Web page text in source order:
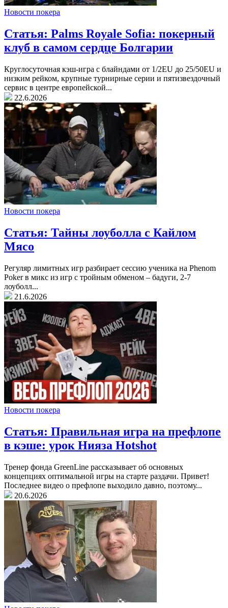
Новости покера
Статья: Palms Royale Sofia: покерный
клуб в самом сердце Болгарии
Круглосуточная кэш-игра с блайндами от 1/2EU до 25/50EU и
низким рейком, крупные турнирные серии и пятизвездочный
сервис в центре европейской...
22.6.2026
Новости покера
Статья: Тайны лоуболла с Кайлом
Мясо
Регуляр лимитных игр разбирает сессию ученика на Phenom
Poker в микс из игр с тройным обменом – бадуги, 2-7
лоуболл...
21.6.2026
Новости покера
Статья: Правильная игра на префлопе
в кэше: урок Нияза Hotshot
Тренер фонда GreenLine рассказывает об основных
концепциях оптимальной игры на старте раздачи. Привет!
Последнее видео о префлопе выходило давно, поэтому...
20.6.2026